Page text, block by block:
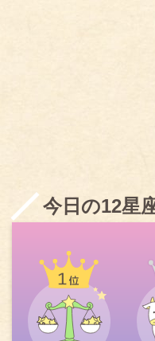
今日の12星